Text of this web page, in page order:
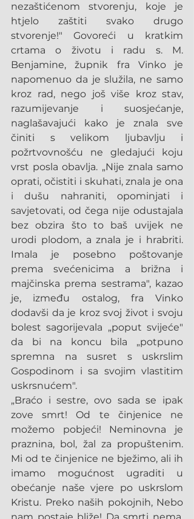
nezaštićenom stvorenju, koje je
htjelo zaštiti svako drugo
stvorenje!" Govoreći u kratkim
crtama o životu i radu s. M.
Benjamine, župnik fra Vinko je
napomenuo da je služila, ne samo
kroz rad, nego još više kroz stav,
razumijevanje i suosjećanje,
naglašavajući kako je znala sve
činiti s velikom ljubavlju i
požrtvovnošću ne gledajući koju
vrst posla obavlja. „Nije znala samo
oprati, očistiti i skuhati, znala je ona
i dušu nahraniti, opominjati i
savjetovati, od čega nije odustajala
bez obzira što to baš uvijek ne
urodi plodom, a znala je i hrabriti.
Imala je posebno poštovanje
prema svećenicima a brižna i
majčinska prema sestrama", kazao
je, između ostalog, fra Vinko
dodavši da je kroz svoj život i svoju
bolest sagorijevala „poput svijeće"
da bi na koncu bila „potpuno
spremna na susret s uskrslim
Gospodinom i sa svojim vlastitim
uskrsnućem".
„Braćo i sestre, ovo sada se ipak
zove smrt! Od te činjenice ne
možemo pobjeći! Neminovna je
praznina, bol, žal za propuštenim.
Mi od te činjenice ne bježimo, ali ih
imamo mogućnost ugraditi u
obećanje naše vjere po uskrslom
Kristu. Preko naših pokojnih, Nebo